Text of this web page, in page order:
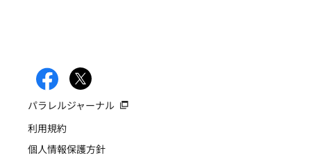
パラレルジャーナル
利用規約
個人情報保護方針